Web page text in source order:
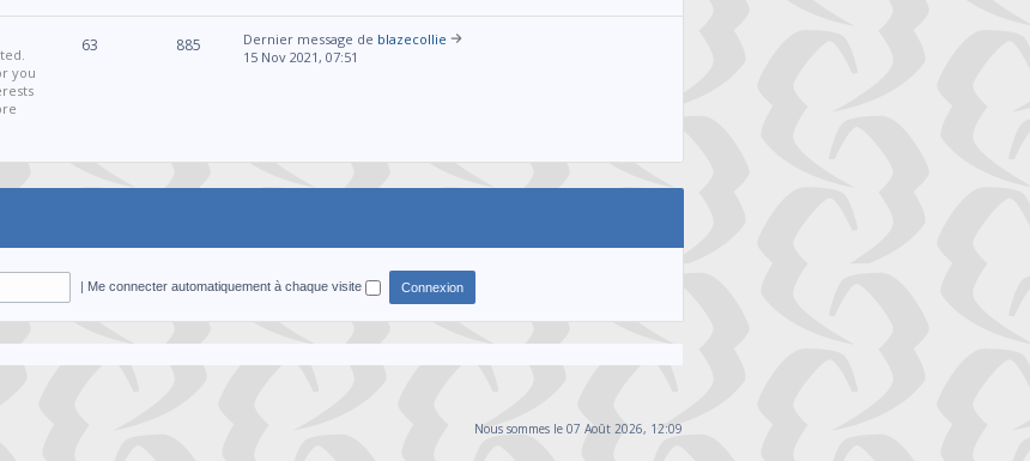
you
63 885 Dernier message de blazecollie
15 Nov 2021, 07:51
| Me connecter automatiquement à chaque visite
Nous sommes le 07 Août 2026, 12:09